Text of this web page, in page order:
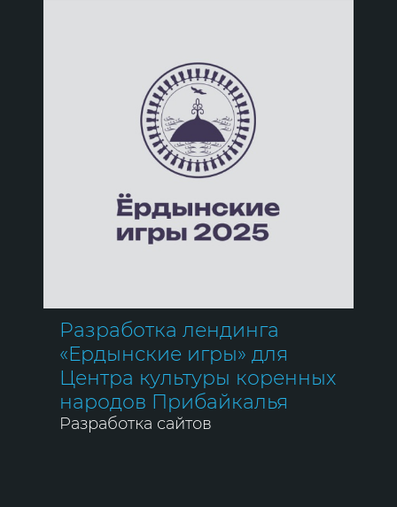
Разработка лендинга
«Ердынские игры» для
Центра культуры коренных
народов Прибайкалья
Разработка сайтов